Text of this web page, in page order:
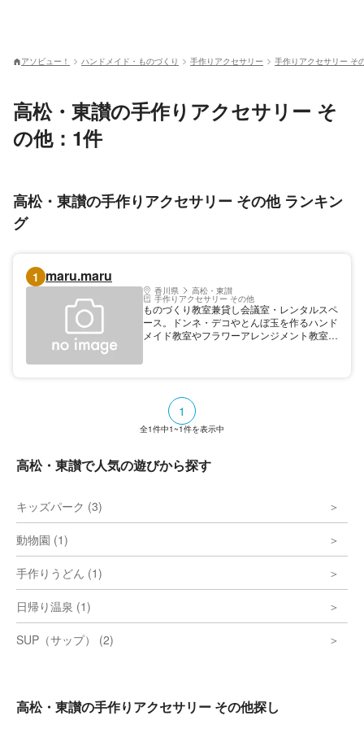
アソビュー！ ハンドメイド・ものづくり 手作りアクセサリー 手作りアクセサリー そ
高松・東讃の手作りアクセサリー そ
の他：1件
高松・東讃の手作りアクセサリー その他 ランキン
グ
1 maru.maru
香川県 高松・東讃
手作りアクセサリー その他
ものづくり教室兼貸し会議室・レンタルスペ
ース。ドンネ・デコやとんぼ玉を作るハンド
メイド教室やフラワーアレンジメント教室な
1
全1件中1~1件を表示中
高松・東讃で人気の遊びから探す
キッズパーク (3)
動物園 (1)
手作りうどん (1)
日帰り温泉 (1)
SUP（サップ） (2)
高松・東讃の手作りアクセサリー その他探し